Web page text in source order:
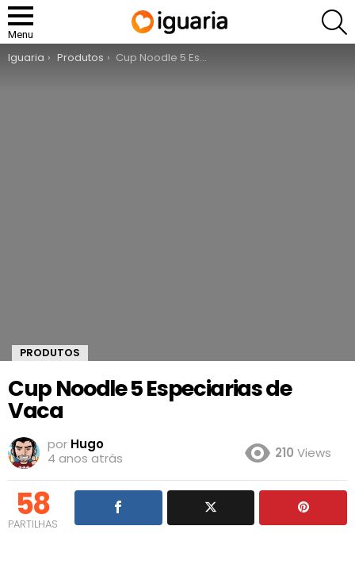
Menu
You are here:
Iguaria Produtos Cup Noodle 5 Especiarias de Vaca
PRODUTOS
Cup Noodle 5 Especiarias de
Vaca
por Hugo
4 anos atrás
210 Views
58
PARTILHAS